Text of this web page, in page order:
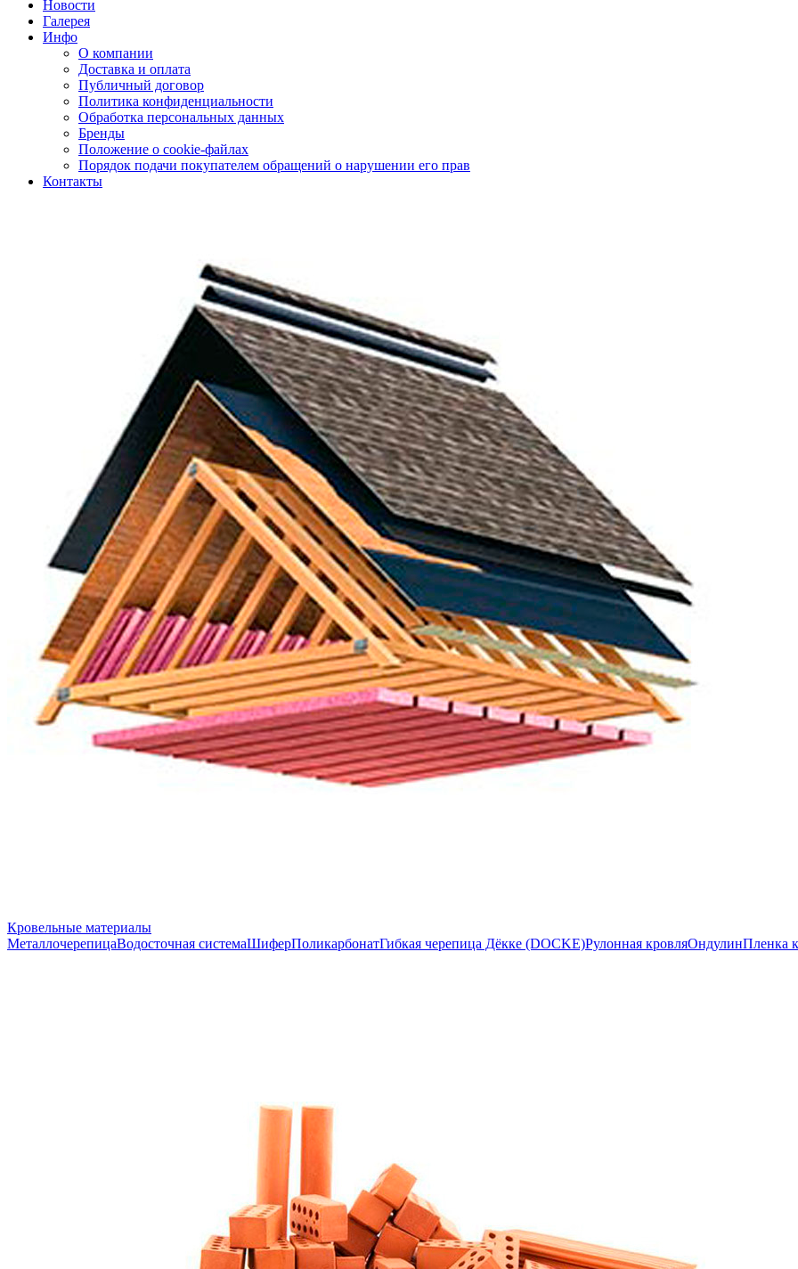
Новости
Галерея
Инфо
О компании
Доставка и оплата
Публичный договор
Политика конфиденциальности
Обработка персональных данных
Бренды
Положение о cookie-файлах
Порядок подачи покупателем обращений о нарушении его прав
Контакты
Кровельные материалы
МеталлочерепицаВодосточная системаШиферПоликарбонатГибкая черепица Дёкке (DOCKE)Рулонная кровляОндулинПленка